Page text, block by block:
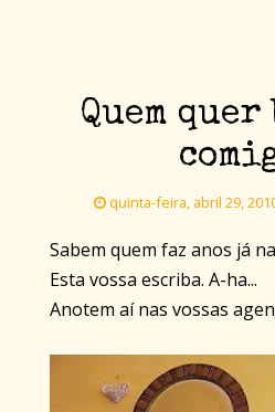
Quem
quinta-feira, abril 29,
Sabem quem faz anos já
Esta vossa escriba. A-ha...
Anotem aí nas vossas